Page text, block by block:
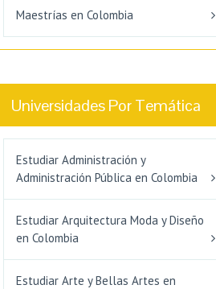
Maestrías en Colombia
Universidades Por Temática
Estudiar Administración y
Administración Pública en Colombia
Estudiar Arquitectura Moda y Diseño
en Colombia
Estudiar Arte y Bellas Artes en